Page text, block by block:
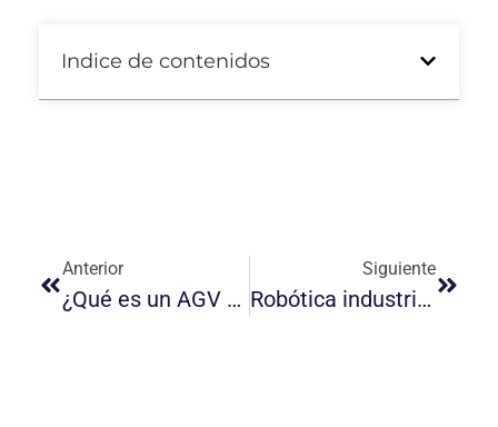
Indice de contenidos
Anterior
¿Qué es un AGV o vehículo de guiado automático?
Siguiente
Robótica industrial y colaborativa: Perspectivas del mercado y tendencias